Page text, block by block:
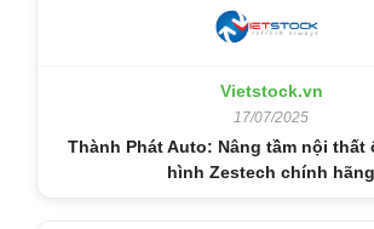
Vietstock.vn
17/07/2025
Thành Phát Auto: Nâng tầm nội thất
hình Zestech chính hãng